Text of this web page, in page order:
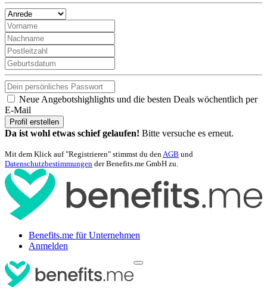
Neue Angebotshighlights und die besten Deals wöchentlich per
E-Mail
Profil erstellen
Da ist wohl etwas schief gelaufen! Bitte versuche es erneut.
Mit dem Klick auf "Registrieren" stimmst du denAGB und
Datenschutzbestimmungen der Benefits.me GmbH zu.
Benefits.me für Unternehmen
Anmelden